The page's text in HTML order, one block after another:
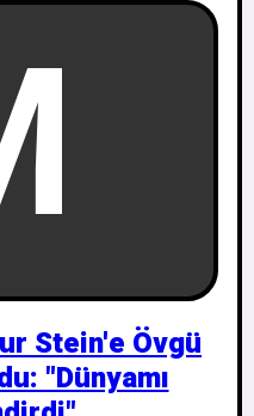
Stein'e Övgü
"Dünyamı